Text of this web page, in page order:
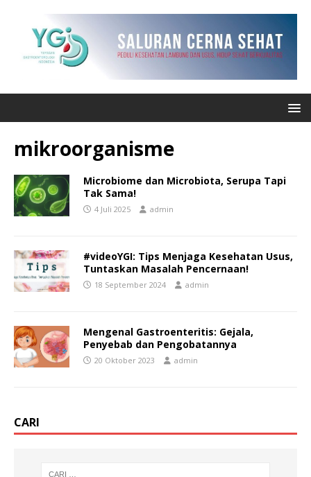
mikroorganisme
Microbiome dan Microbiota, Serupa Tapi
Tak Sama!
4 Juli 2025 admin
#videoYGI: Tips Menjaga Kesehatan Usus,
Tuntaskan Masalah Pencernaan!
18 September 2024 admin
Mengenal Gastroenteritis: Gejala,
Penyebab dan Pengobatannya
20 Oktober 2023 admin
CARI